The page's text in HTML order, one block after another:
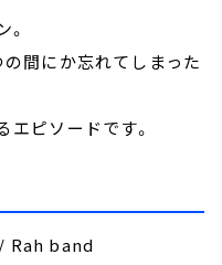
間にか忘れてしまった
ピソードです。
Rah band